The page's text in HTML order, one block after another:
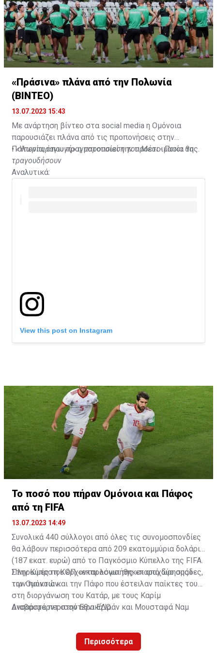
«Πράσινα» πλάνα από την Πολωνία
(ΒΙΝΤΕΟ)
13.07.2023 15:43
Με ανάρτηση βίντεο στα social media η Ομόνοια
παρουσιάζει πλάνα από τις προπονήσεις στην
Πολωνία, όπου πραγματοποιεί την προετοιμασία της.
•«Υπερπαραγωγή» η παρουσίαση του Μέσι - Ποιοι θα
τραγουδήσουν
Αναλυτικά:
View this post on Instagram
A post shared by OMONOIA FC (@omonoiafootball)
Το ποσό που πήραν Ομόνοια και Πάφος
από τη FIFA
13.07.2023 14:49
Συνολικά 440 σύλλογοι από όλες τις συνομοσπονδίες
θα λάβουν περισσότερα από 209 εκατομμύρια δολάρια
(187 εκατ. ευρώ) από το Παγκόσμιο Κύπελλο της FIFA.
Πληρωμές που έρχονται λόγω της «παραχώρησης»
των παικτών.
Στην Κύπρο η ΚΟΠ «εκπροσωπήθηκε» από δύο ομάδες,
την Ομόνοια και την Πάφο που έστειλαν παίκτες τους
στη διοργάνωση του Κατάρ, με τους Καρίμ
Ανσαριφάρντ στην Εθνική Ιράν και Μουσταφά Ναμ
Διαβάστε περισσότεραΕΔΩ.
Περισσότερα